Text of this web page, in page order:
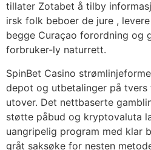
tillater Zotabet å tilby
irsk folk beboer de jure ,
begge Curaçao forordning og
forbruker-ly naturrett.
SpinBet Casino
depot og utbetalinger på
utover. Det nettbaserte
støtte påbud og kryptovaluta
uangripelig program med klar
gråt saksøke for nesten